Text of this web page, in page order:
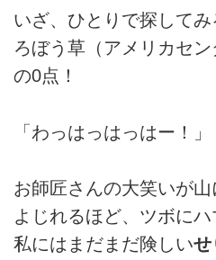
いざ、ひとりで探して
ろぼう草（アメリカセ
の0点！
「わっはっはっはー！」
お師匠さんの大笑いが
よじれるほど、ツボに
私にはまだまだ険しいせ